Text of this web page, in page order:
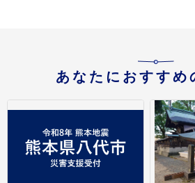
あなたにおすすめ